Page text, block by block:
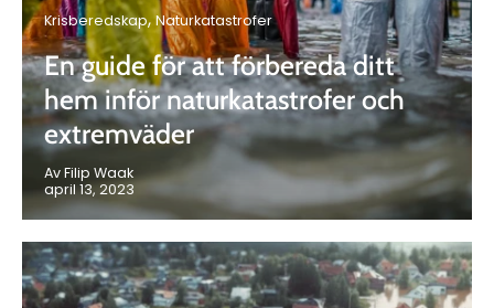
Krisberedskap Naturkatastrofer
En guide för att förbereda ditt
hem inför naturkatastrofer och
extremväder
Av Filip Waak
april 13, 2023